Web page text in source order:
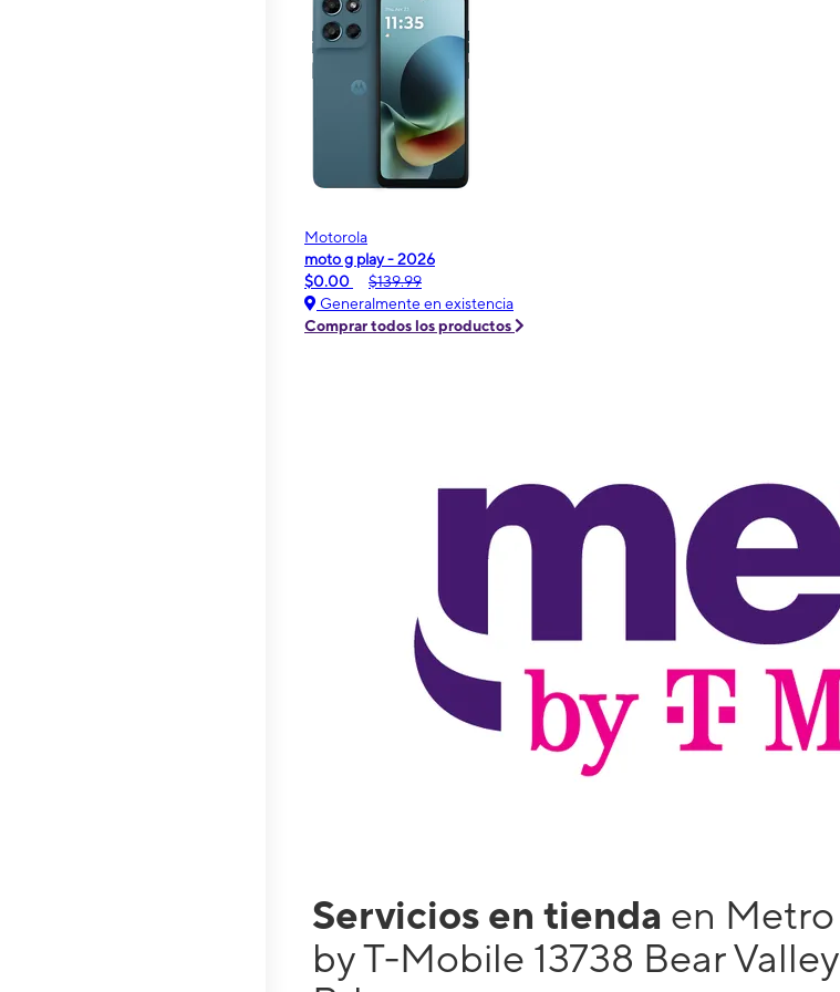
Motorola
moto g play - 2026
$0.00
$139.99
Generalmente en existencia
Comprar todos los productos
Servicios en tienda en Metro
by T-Mobile 13738 Bear Valley